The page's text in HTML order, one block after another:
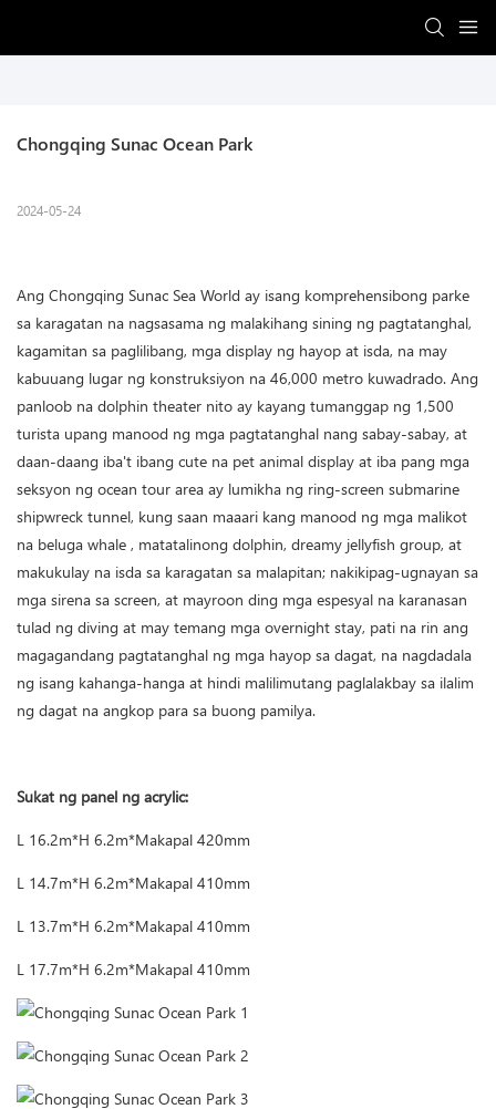
Chongqing Sunac Ocean Park
2024-05-24
Ang Chongqing Sunac Sea World ay isang komprehensibong parke
sa karagatan na nagsasama ng malakihang sining ng pagtatanghal,
kagamitan sa paglilibang, mga display ng hayop at isda, na may
kabuuang lugar ng konstruksiyon na 46,000 metro kuwadrado. Ang
panloob na dolphin theater nito ay kayang tumanggap ng 1,500
turista upang manood ng mga pagtatanghal nang sabay-sabay, at
daan-daang iba't ibang cute na pet animal display at iba pang mga
seksyon ng ocean tour area ay lumikha ng ring-screen submarine
shipwreck tunnel, kung saan maaari kang manood ng mga malikot
na beluga whale , matatalinong dolphin, dreamy jellyfish group, at
makukulay na isda sa karagatan sa malapitan; nakikipag-ugnayan sa
mga sirena sa screen, at mayroon ding mga espesyal na karanasan
tulad ng diving at may temang mga overnight stay, pati na rin ang
magagandang pagtatanghal ng mga hayop sa dagat, na nagdadala
ng isang kahanga-hanga at hindi malilimutang paglalakbay sa ilalim
ng dagat na angkop para sa buong pamilya.
Sukat ng panel ng acrylic:
L 16.2m*H 6.2m*Makapal 420mm
L 14.7m*H 6.2m*Makapal 410mm
L 13.7m*H 6.2m*Makapal 410mm
L 17.7m*H 6.2m*Makapal 410mm